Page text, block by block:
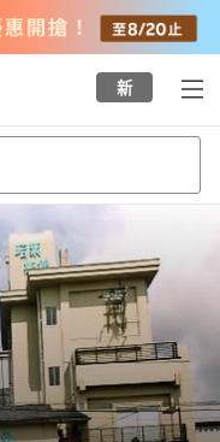
新